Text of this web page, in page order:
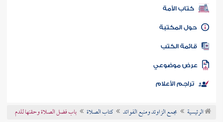
كتب PDF
كتاب الأمة
المكتبة
الكتب
موضوعي
تراجم الأعلام
الرئيسية مجمع الزاوئد ومنبع الفوائد كتاب الصلاة باب فضل الصلاة وحقنها للدم